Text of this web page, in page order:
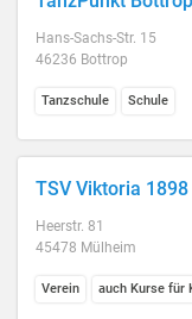
Hans-Sachs-Str. 15
46236 Bottrop
Tanzschule Schule
TSV Viktoria
Heerstr. 81
45478 Mülheim
Verein auch Kurse für